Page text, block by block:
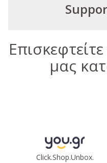
μας
Click.Shop.Unbox.